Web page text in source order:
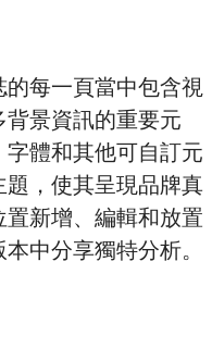
每一頁當中包含視
景資訊的重要元
體和其他可自訂元
，使其呈現品牌真
新增、編輯和放置
中分享獨特分析。